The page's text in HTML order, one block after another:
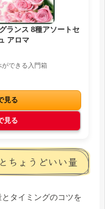
ランス 8種アソートセ
アロマ
できる入門箱
見る
見る
ちょうどいい量
タイミングのコツを